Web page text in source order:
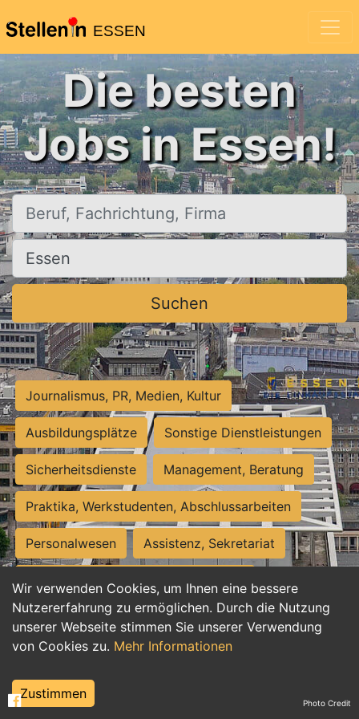
ESSEN
Wir verwenden Cookies, um Ihnen eine bessere
Nutzererfahrung zu ermöglichen. Durch die Nutzung
unserer Webseite stimmen Sie unserer Verwendung
von Cookies zu. Mehr Informationen
Zustimmen
Die besten
Jobs in Essen!
Beruf, Fachrichtung, Firma
Ort, Stadt
Suchen
Journalismus, PR, Medien, Kultur
Ausbildungsplätze Sonstige Dienstleistungen
Sicherheitsdienste Management, Beratung
Praktika, Werkstudenten, Abschlussarbeiten
Personalwesen Assistenz, Sekretariat
Hilfskräfte, Aushilfs- und Nebenjobs
Einkauf, Logistik, Materialwirtschaft
Weiterbildung, Studium, duale Ausbildung
Tourismus
Photo Credit